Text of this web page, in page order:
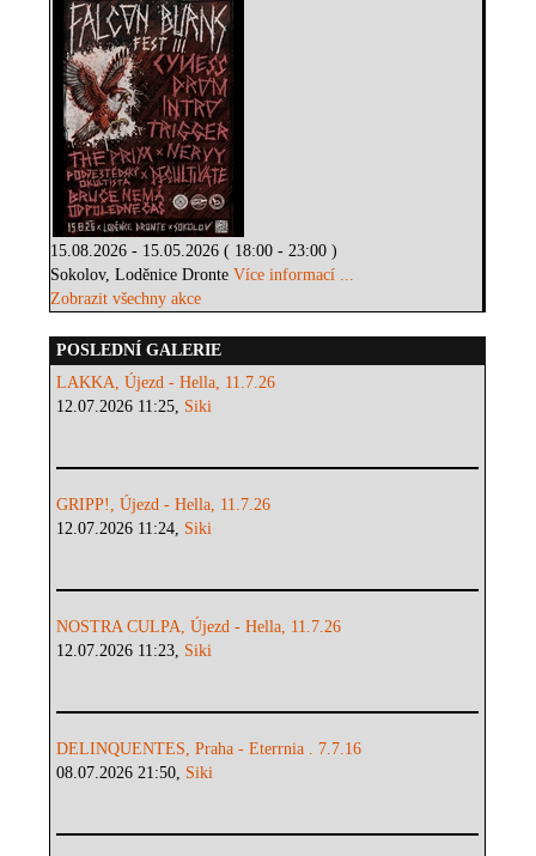
15.08.2026 - 15.05.2026 ( 18:00 - 23:00 )
Sokolov, Loděnice DronteVíce informací ...
Zobrazit všechny akce
POSLEDNÍ GALERIE
LAKKA, Újezd - Hella, 11.7.26
12.07.2026 11:25, Siki
GRIPP!, Újezd - Hella, 11.7.26
12.07.2026 11:24, Siki
NOSTRA CULPA, Újezd - Hella, 11.7.26
12.07.2026 11:23, Siki
DELINQUENTES, Praha - Eterrnia . 7.7.16
08.07.2026 21:50, Siki